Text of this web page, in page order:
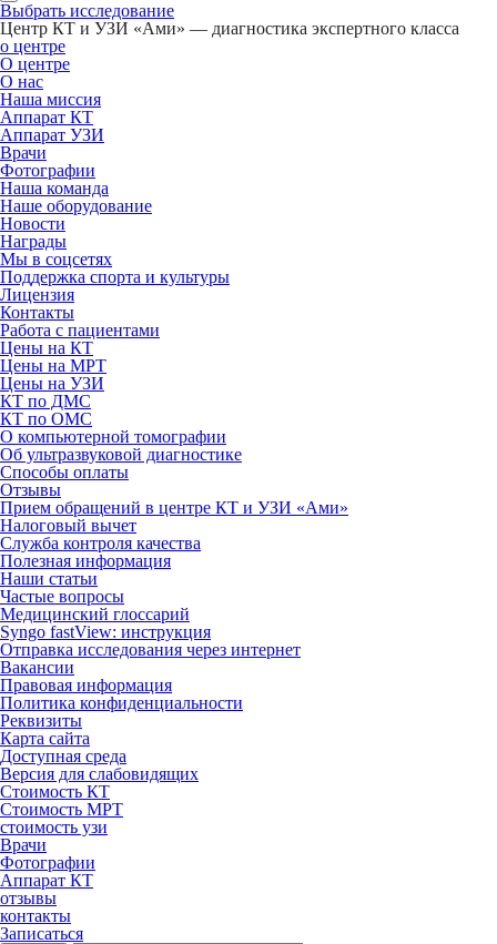
Выбрать исследование
Центр КТ и УЗИ «Ами» — диагностика экспертного класса
о центре
О центре
О нас
Наша миссия
Аппарат КТ
Аппарат УЗИ
Врачи
Фотографии
Наша команда
Наше оборудование
Новости
Награды
Мы в соцсетях
Поддержка спорта и культуры
Лицензия
Контакты
Работа с пациентами
Цены на КТ
Цены на МРТ
Цены на УЗИ
КТ по ДМС
КТ по ОМС
О компьютерной томографии
Об ультразвуковой диагностике
Способы оплаты
Отзывы
Прием обращений в центре КТ и УЗИ «Ами»
Налоговый вычет
Служба контроля качества
Полезная информация
Наши статьи
Частые вопросы
Медицинский глоссарий
Syngo fastView: инструкция
Отправка исследования через интернет
Вакансии
Правовая информация
Политика конфиденциальности
Реквизиты
Карта сайта
Доступная среда
Версия для слабовидящих
Стоимость КТ
Стоимость МРТ
стоимость узи
Врачи
Фотографии
Аппарат КТ
отзывы
контакты
Записаться